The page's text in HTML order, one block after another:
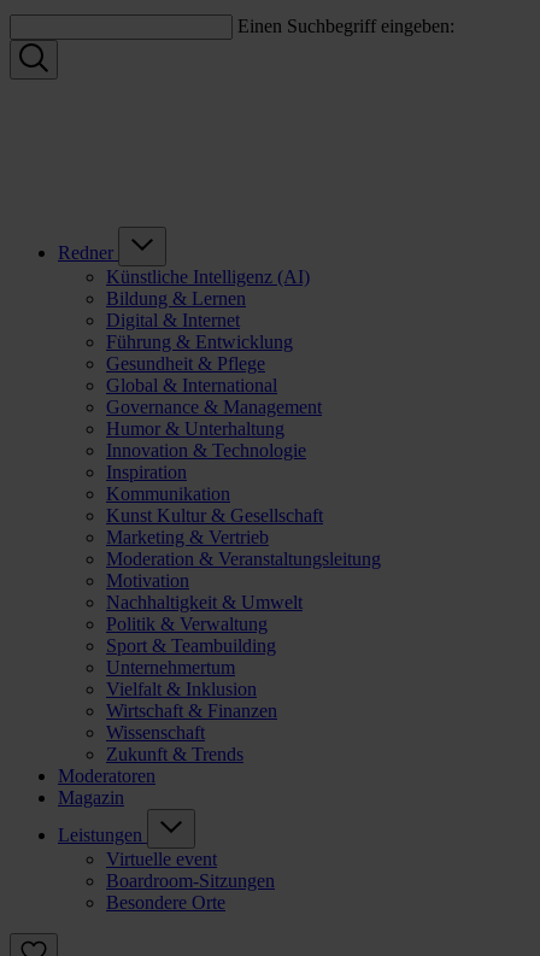
Einen Suchbegriff eingeben:
Redner
Künstliche Intelligenz (AI)
Bildung & Lernen
Digital & Internet
Führung & Entwicklung
Gesundheit & Pflege
Global & International
Governance & Management
Humor & Unterhaltung
Innovation & Technologie
Inspiration
Kommunikation
Kunst Kultur & Gesellschaft
Marketing & Vertrieb
Moderation & Veranstaltungsleitung
Motivation
Nachhaltigkeit & Umwelt
Politik & Verwaltung
Sport & Teambuilding
Unternehmertum
Vielfalt & Inklusion
Wirtschaft & Finanzen
Wissenschaft
Zukunft & Trends
Moderatoren
Magazin
Leistungen
Virtuelle event
Boardroom-Sitzungen
Besondere Orte